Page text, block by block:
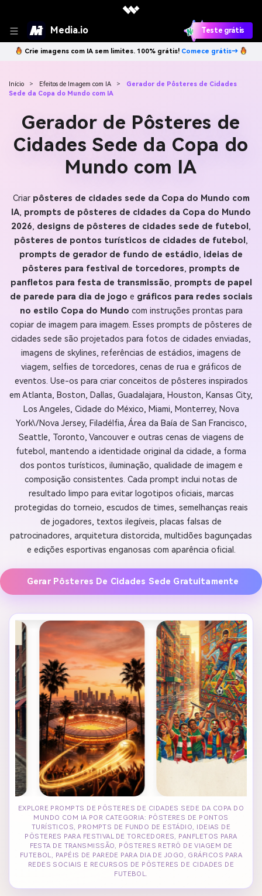
Media.io Teste grátis
Crie imagens com IA sem limites. 100% grátis! Comece grátis→
Início > Efeitos de Imagem com IA >
Gerador de Pôsteres de Cidades
Sede da Copa do Mundo com IA
Gerador de Pôsteres de
Cidades Sede da Copa do
Mundo com IA
Criar pôsteres de cidades sede da Copa do Mundo com
IA, prompts de pôsteres de cidades da Copa do Mundo
2026, designs de pôsteres de cidades sede de futebol ,
pôsteres de pontos turísticos de cidades de futebol ,
prompts de gerador de fundo de estádio, ideias de
pôsteres para festival de torcedores, prompts de
panfletos para festa de transmissão, prompts de papel
de parede para dia de jogo e gráficos para redes sociais
no estilo Copa do Mundo com instruções prontas para
copiar de imagem para imagem. Esses prompts de pôsteres de
cidades sede são projetados para fotos de cidades enviadas,
imagens de skylines, referências de estádios, imagens de
viagem, selfies de torcedores, cenas de rua e gráficos de
eventos. Use-os para criar conceitos de pôsteres inspirados
em Atlanta, Boston, Dallas, Guadalajara, Houston, Kansas City,
Los Angeles, Cidade do México, Miami, Monterrey, Nova
York\/Nova Jersey, Filadélfia, Área da Baía de San Francisco,
Seattle, Toronto, Vancouver e outras cenas de viagens de
futebol, mantendo a identidade original da cidade, a forma
dos pontos turísticos, iluminação, qualidade de imagem e
composição consistentes. Cada prompt inclui notas de
resultado limpo para evitar logotipos oficiais, marcas
protegidas do torneio, escudos de times, semelhanças reais
de jogadores, textos ilegíveis, placas falsas de
patrocinadores, arquitetura distorcida, multidões bagunçadas
e edições esportivas enganosas com aparência oficial.
Gerar Pôsteres De Cidades Sede Gratuitamente
EXPLORE PROMPTS DE PÔSTERES DE CIDADES SEDE DA COPA DO
MUNDO COM IA POR CATEGORIA: PÔSTERES DE PONTOS
TURÍSTICOS, PROMPTS DE FUNDO DE ESTÁDIO, IDEIAS DE
PÔSTERES PARA FESTIVAL DE TORCEDORES, PANFLETOS PARA
FESTA DE TRANSMISSÃO, PÔSTERES RETRÔ DE VIAGEM DE
FUTEBOL, PAPÉIS DE PAREDE PARA DIA DE JOGO, GRÁFICOS PARA
REDES SOCIAIS E RECURSOS DE PÔSTERES DE CIDADES DE
FUTEBOL.